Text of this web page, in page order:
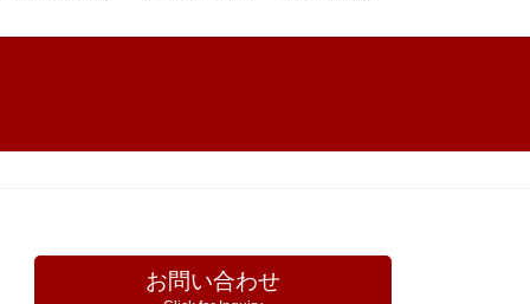
お問い合わせ